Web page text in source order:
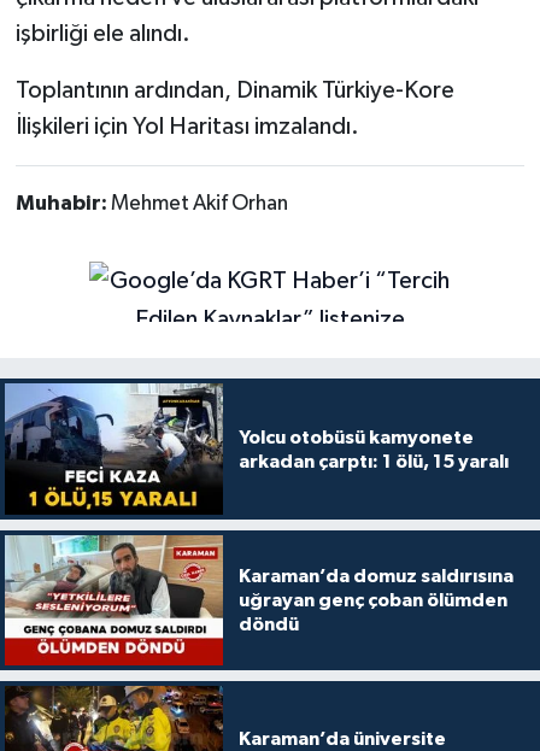
işbirliği ele alındı.
Toplantının ardından, Dinamik Türkiye-Kore
İlişkileri için Yol Haritası imzalandı.
Muhabir: Mehmet Akif Orhan
Yolcu otobüsü kamyonete
arkadan çarptı: 1 ölü, 15 yaralı
Karaman’da domuz saldırısına
uğrayan genç çoban ölümden
döndü
Karaman’da üniversite